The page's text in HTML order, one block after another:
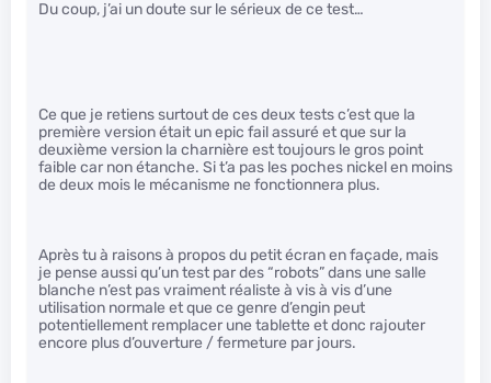
Du coup, j’ai un doute sur le sérieux de ce test…
Ce que je retiens surtout de ces deux tests c’est que la
première version était un epic fail assuré et que sur la
deuxième version la charnière est toujours le gros point
faible car non étanche. Si t’a pas les poches nickel en moins
de deux mois le mécanisme ne fonctionnera plus.
Après tu à raisons à propos du petit écran en façade, mais
je pense aussi qu’un test par des “robots” dans une salle
blanche n’est pas vraiment réaliste à vis à vis d’une
utilisation normale et que ce genre d’engin peut
potentiellement remplacer une tablette et donc rajouter
encore plus d’ouverture / fermeture par jours.